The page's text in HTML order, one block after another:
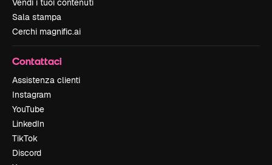
Vendi i tuoi contenuti
Sala stampa
Cerchi magnific.ai
Contattaci
Assistenza clienti
Instagram
YouTube
LinkedIn
TikTok
Discord